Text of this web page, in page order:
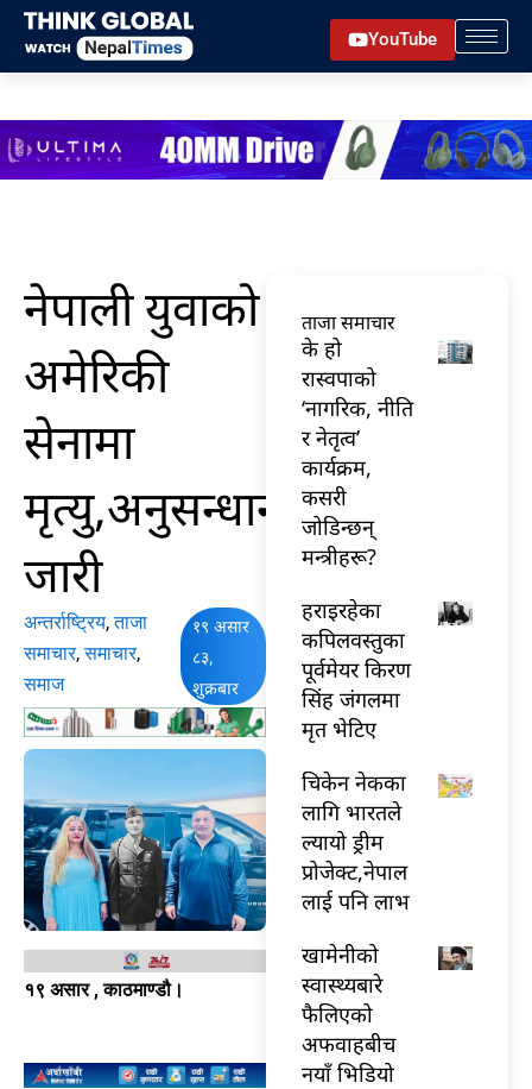
Skip
content
YouTube
नेपाली युवाको
अमेरिकी
सेनामा
मृत्यु,अनुसन्धान
जारी
अन्तर्राष्ट्रिय,ताजा
समाचार,समाचार,
समाज
१९ असार
८३,
शुक्रबार
१९ असार , काठमाण्डौ।
ताजा समाचार
के हो
रास्वपाको
‘नागरिक, नीति
र नेतृत्व’
कार्यक्रम,
कसरी
जोडिन्छन्
मन्त्रीहरू?
हराइरहेका
कपिलवस्तुका
पूर्वमेयर किरण
सिंह जंगलमा
मृत भेटिए
चिकेन नेकका
लागि भारतले
ल्यायो ड्रीम
प्रोजेक्ट,नेपाल
लाई पनि लाभ
खामेनीको
स्वास्थ्यबारे
फैलिएको
अफवाहबीच
नयाँ भिडियो